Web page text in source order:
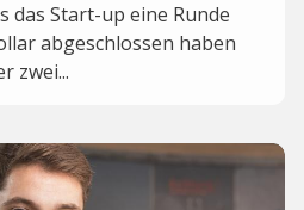
das Start-up eine Runde
abgeschlossen haben
zwei...